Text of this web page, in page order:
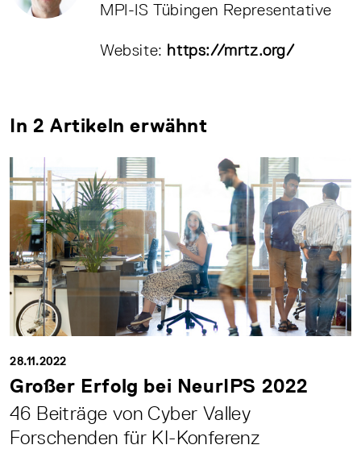
MPI-IS Tübingen Representative
Website: https://mrtz.org/
In 2 Artikeln erwähnt
28.11.2022
Großer Erfolg bei NeurIPS 2022
46 Beiträge von Cyber Valley
Forschenden für KI-Konferenz